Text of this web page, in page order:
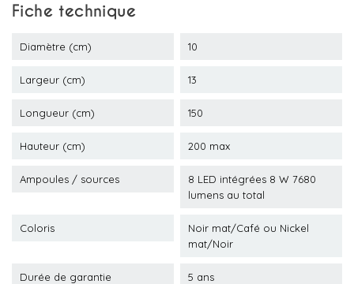
Fiche technique
Diamètre (cm) 10
Largeur (cm) 13
Longueur (cm) 150
Hauteur (cm) 200 max
Ampoules / sources
8 LED intégrées 8 W 7680
lumens au total
Coloris
Noir mat/Café ou Nickel
mat/Noir
Durée de garantie 5 ans